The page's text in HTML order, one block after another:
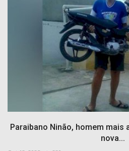
Paraibano Ninão, homem mais
nova...